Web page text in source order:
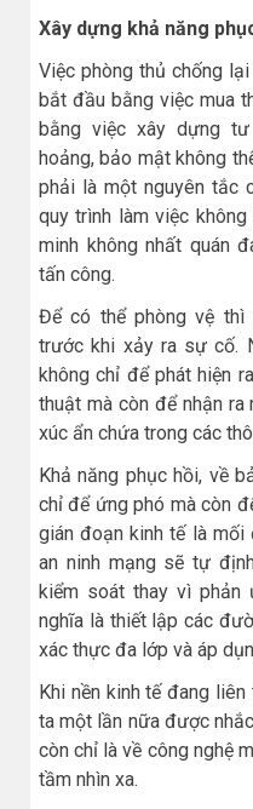
Xây dựng khả năng
Việc phòng thủ chống
bắt đầu bằng việc mua
bằng việc xây dựng
hoảng, bảo mật không
phải là một nguyên tắc
quy trình làm việc
minh không nhất quán
tấn công.
Để có thể phòng vệ thì
trước khi xảy ra sự cố.
không chỉ để phát hiện
thuật mà còn để nhận
xúc ẩn chứa trong các
Khả năng phục hồi, về
chỉ để ứng phó mà còn
gián đoạn kinh tế là
an ninh mạng sẽ tự
kiểm soát thay vì phản
nghĩa là thiết lập các
xác thực đa lớp và áp
Khi nền kinh tế đang
ta một lần nữa được
còn chỉ là về công nghệ
tầm nhìn xa.